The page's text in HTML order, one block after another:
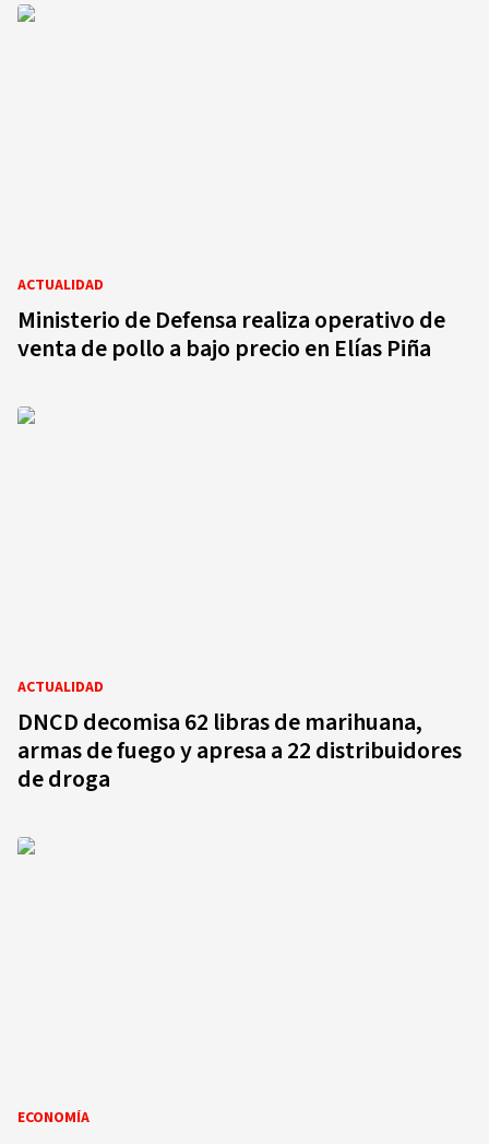
ACTUALIDAD
Ministerio de Defensa realiza operativo de
venta de pollo a bajo precio en Elías Piña
ACTUALIDAD
DNCD decomisa 62 libras de marihuana,
armas de fuego y apresa a 22 distribuidores
de droga
ECONOMÍA